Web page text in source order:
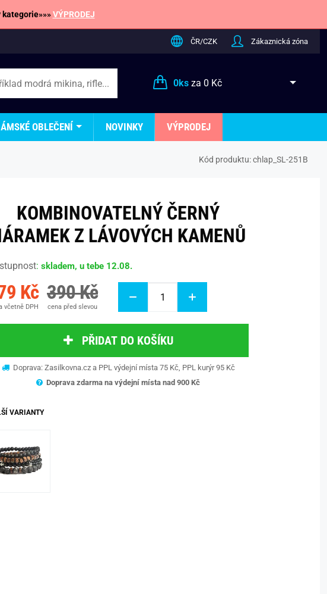
kategorie»»»VÝPRODEJ
ČR/CZK Zákaznická zóna
0ksza 0 Kč
OBLEČENÍ NOVINKY VÝPRODEJ
Kód produktu:chlap_SL-251B
KOMBINOVATELNÝ ČERNÝ
Z LÁVOVÝCH KAMENŮ
: skladem, u tebe 12.08.
Kč
včetně DPH
390 Kč
cena před slevou
PŘIDAT DO KOŠÍKU
Doprava: Zasilkovna.cz a PPL výdejní místa 75 Kč, PPL kurýr 95 Kč
Doprava zdarma na výdejní místa nad 900 Kč
VARIANTY